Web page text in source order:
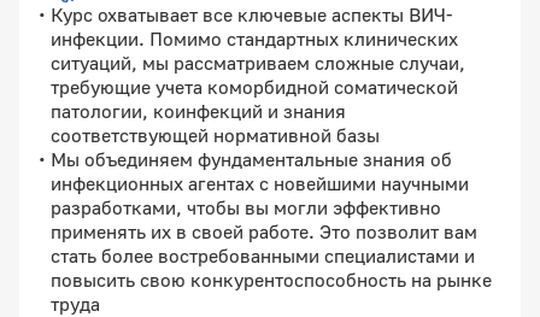
Курс охватывает все ключевые аспекты ВИЧ-
инфекции. Помимо стандартных клинических
ситуаций, мы рассматриваем сложные случаи,
требующие учета коморбидной соматической
патологии, коинфекций и знания
соответствующей нормативной базы
Мы объединяем фундаментальные знания об
инфекционных агентах с новейшими научными
разработками, чтобы вы могли эффективно
применять их в своей работе. Это позволит вам
стать более востребованными специалистами и
повысить свою конкурентоспособность на рынке
труда